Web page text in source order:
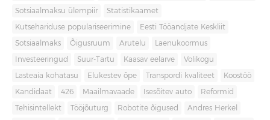
Sotsiaalmaksu ülempiir Statistikaamet
Kutsehariduse populariseerimine Eesti Tööandjate Keskliit
Sotsiaalmaks Õigusruum Arutelu Laenukoormus
Investeeringud Suur-Tartu Kaasav eelarve Volikogu
Lasteaia kohatasu Elukestev õpe Transpordi kvaliteet Koostöö
Kandidaat 426 Maailmavaade Isesõitev auto Reformid
Tehisintellekt Tööjõuturg Robotite õigused Andres Herkel